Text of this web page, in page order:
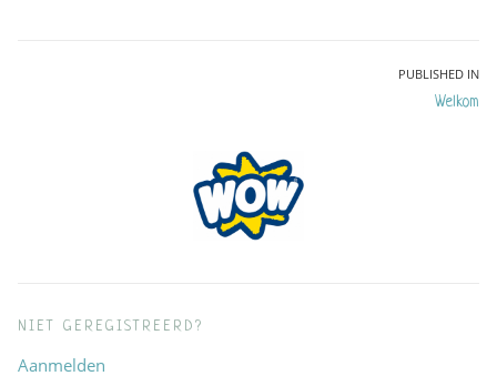
PUBLISHED IN
Welkom
NIET GEREGISTREERD?
Aanmelden